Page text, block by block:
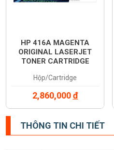
HP 416A MAGENTA
ORIGINAL LASERJET
TONER CARTRIDGE
Hộp/Cartridge
2,860,000đ
THÔNG TIN CHI TIẾT